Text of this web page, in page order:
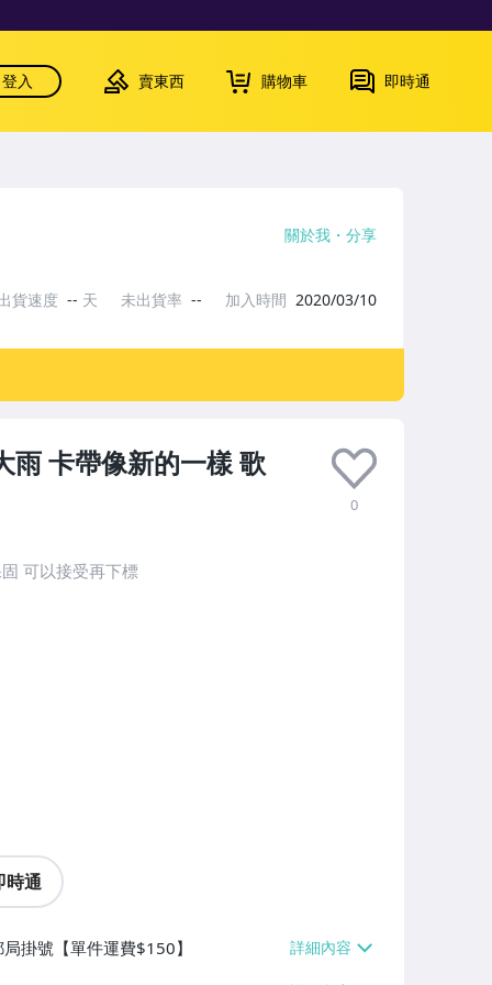
登入 賣東西 購物車 即時通
雨 卡帶像新的一樣 歌
0
可以接受再下標
時通
掛號【單件運費$150】
關於我 分享
貨速度 -- 天 未出貨率 -- 加入時間 2020/03/10